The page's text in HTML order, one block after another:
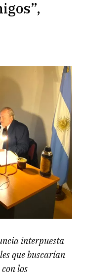
interpuesta
que buscarían
los